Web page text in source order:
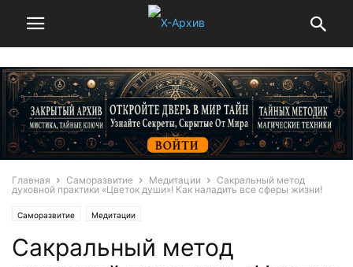
Главная Саморазвитие Медитации
Сакральный метод
духовной практики «Цветок души»! Как наладить все сферы жизни!
Саморазвитие Медитации
Сакральный метод